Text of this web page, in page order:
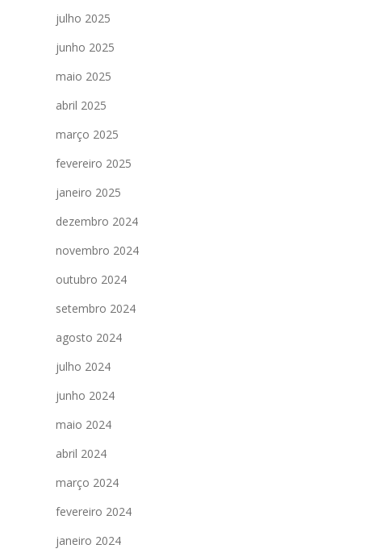
julho 2025
junho 2025
maio 2025
abril 2025
março 2025
fevereiro 2025
janeiro 2025
dezembro 2024
novembro 2024
outubro 2024
setembro 2024
agosto 2024
julho 2024
junho 2024
maio 2024
abril 2024
março 2024
fevereiro 2024
janeiro 2024